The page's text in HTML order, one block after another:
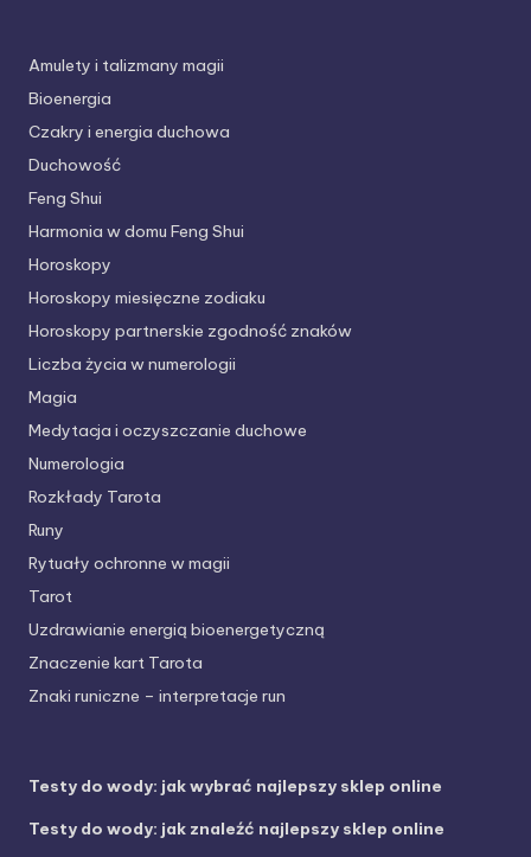
Amulety i talizmany magii
Bioenergia
Czakry i energia duchowa
Duchowość
Feng Shui
Harmonia w domu Feng Shui
Horoskopy
Horoskopy miesięczne zodiaku
Horoskopy partnerskie zgodność znaków
Liczba życia w numerologii
Magia
Medytacja i oczyszczanie duchowe
Numerologia
Rozkłady Tarota
Runy
Rytuały ochronne w magii
Tarot
Uzdrawianie energią bioenergetyczną
Znaczenie kart Tarota
Znaki runiczne – interpretacje run
Testy do wody: jak wybrać najlepszy sklep online
Testy do wody: jak znaleźć najlepszy sklep online